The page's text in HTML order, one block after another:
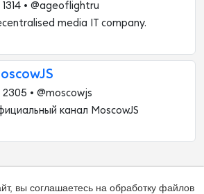
1314 • @ageoflightru
media IT company.
2305 • @moscowjs
канал MoscowJS
вы соглашаетесь на обработку файлов